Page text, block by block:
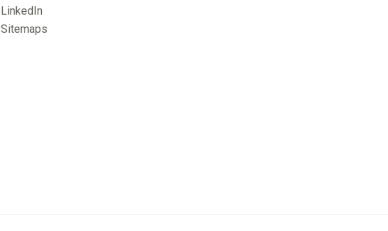
LinkedIn
Sitemaps